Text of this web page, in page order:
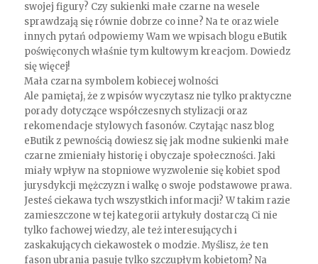
swojej figury? Czy sukienki małe czarne na wesele
sprawdzają się równie dobrze co inne? Na te oraz wiele
innych pytań odpowiemy Wam we wpisach blogu eButik
poświęconych właśnie tym kultowym kreacjom. Dowiedz
się więcej!
Mała czarna symbolem kobiecej wolności
Ale pamiętaj, że z wpisów wyczytasz nie tylko praktyczne
porady dotyczące współczesnych stylizacji oraz
rekomendacje stylowych fasonów. Czytając nasz blog
eButik z pewnością dowiesz się jak modne sukienki małe
czarne zmieniały historię i obyczaje społeczności. Jaki
miały wpływ na stopniowe wyzwolenie się kobiet spod
jurysdykcji mężczyzn i walkę o swoje podstawowe prawa.
Jesteś ciekawa tych wszystkich informacji? W takim razie
zamieszczone w tej kategorii artykuły dostarczą Ci nie
tylko fachowej wiedzy, ale też interesujących i
zaskakujących ciekawostek o modzie. Myślisz, że ten
fason ubrania pasuje tylko szczupłym kobietom? Na